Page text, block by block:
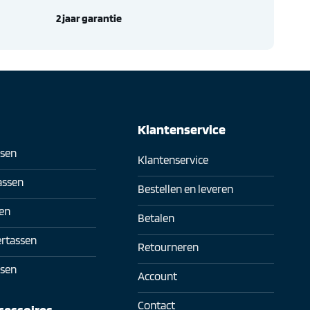
2 jaar garantie
Klantenservice
Klantenservice
Bestellen en leveren
Betalen
Retourneren
Account
Contact